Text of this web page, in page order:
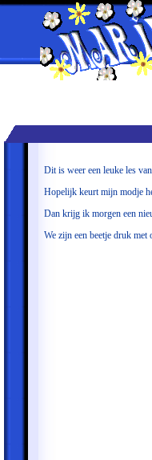
Dit is weer een leuke les
Hopelijk keurt mijn modje
Dan krijg ik morgen een
We zijn een beetje druk